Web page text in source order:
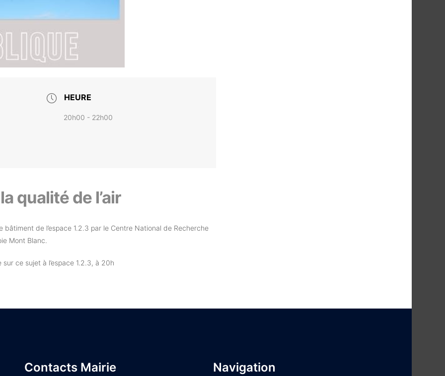
HEURE
20h00 - 22h00
qualité de l’air
bâtiment de l’espace 1.2.3 par le Centre National de Recherche
Mont Blanc.
ce sujet à l’espace 1.2.3, à 20h
Contacts Mairie Navigation